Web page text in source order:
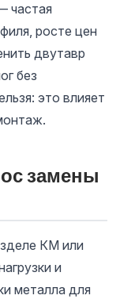
частая
росте цен
двутавр
без
это влияет
замены
КМ или
и
металла для